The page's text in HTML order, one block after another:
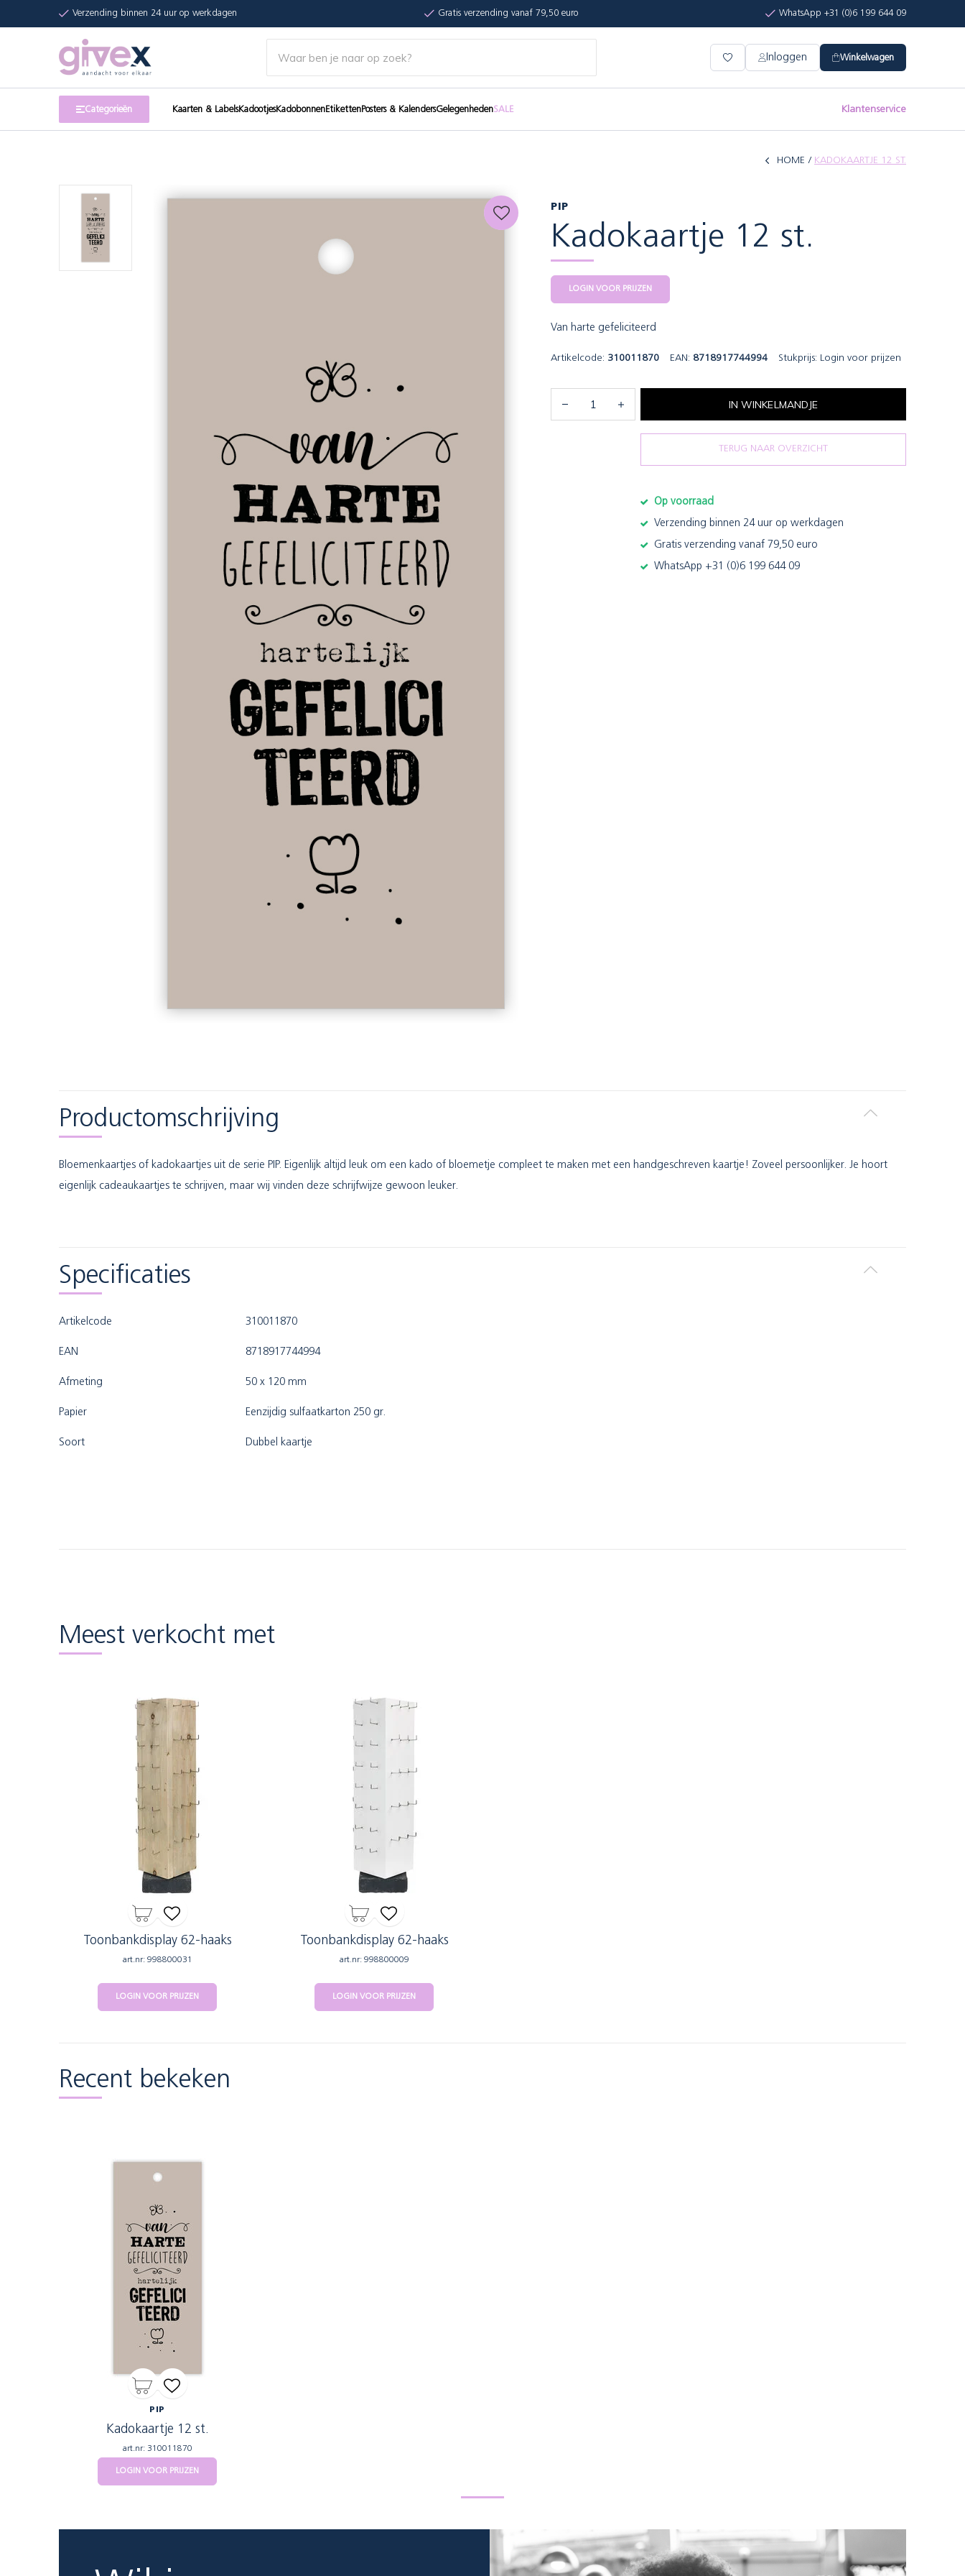
Verzending binnen 24 uur op werkdagen Gratis verzending vanaf 79,50 euro WhatsApp +31 (0)6 199 644 09
Inloggen Winkelwagen
Categorieën Kaarten & LabelsKadootjesKadobonnenEtikettenPosters & KalendersGelegenhedenSALE Klantenservice
HOME KADOKAARTJE 12 ST.
PIP
Kadokaartje 12 st.
LOGIN VOOR PRIJZEN
Van harte gefeliciteerd
Artikelcode: 310011870 EAN: 8718917744994 Stukprijs: Login voor prijzen
IN WINKELMANDJE
TERUG NAAR OVERZICHT
Op voorraad
Verzending binnen 24 uur op werkdagen
Gratis verzending vanaf 79,50 euro
WhatsApp +31 (0)6 199 644 09
Productomschrijving
Bloemenkaartjes of kadokaartjes uit de serie PIP. Eigenlijk altijd leuk om een kado of bloemetje compleet te maken met een handgeschreven kaartje! Zoveel persoonlijker. Je hoort
eigenlijk cadeaukaartjes te schrijven, maar wij vinden deze schrijfwijze gewoon leuker.
Specificaties
Artikelcode 310011870
EAN 8718917744994
Afmeting 50 x 120 mm
Papier Eenzijdig sulfaatkarton 250 gr.
Soort Dubbel kaartje
Meest verkocht met
Toonbankdisplay 62-haaks
art.nr: 998800031
LOGIN VOOR PRIJZEN
Toonbankdisplay 62-haaks
art.nr: 998800009
LOGIN VOOR PRIJZEN
Recent bekeken
PIP
Kadokaartje 12 st.
art.nr: 310011870
LOGIN VOOR PRIJZEN